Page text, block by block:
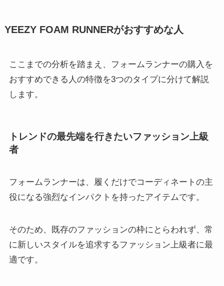
YEEZY FOAM RUNNERがおすすめな人
ここまでの分析を踏まえ、フォームランナーの購入を
おすすめできる人の特徴を3つのタイプに分けて解説
します。
トレンドの最先端を行きたいファッション上級
者
フォームランナーは、履くだけでコーディネートの主
役になる強烈なインパクトを持ったアイテムです。
そのため、既存のファッションの枠にとらわれず、常
に新しいスタイルを追求するファッション上級者に最
適です。